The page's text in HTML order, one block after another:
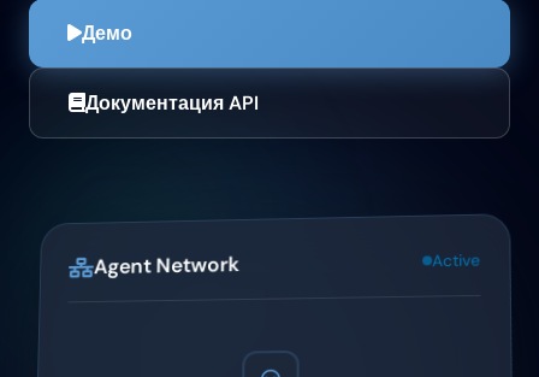
Демо
Документация API
Agent Network Active